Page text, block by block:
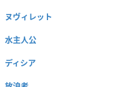
ヌヴィレット
水主人公
ディシア